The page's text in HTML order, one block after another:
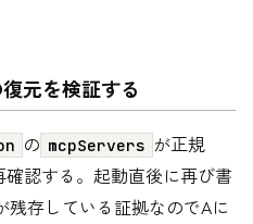
元を検証する
の mcpServers が正規
認する。起動直後に再び書
残存している証拠なのでAに